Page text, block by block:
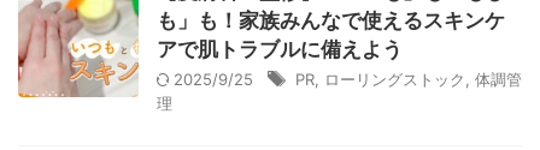
も」も！家族みんなで使えるスキンケ
アで肌トラブルに備えよう
2025/9/25 PR, ローリングストック, 体調管
理